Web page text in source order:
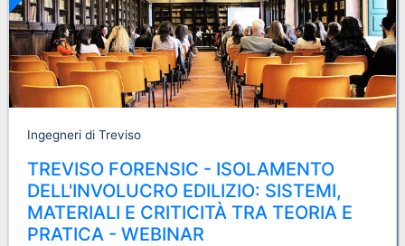
Ingegneri di Treviso
TREVISO FORENSIC - ISOLAMENTO
DELL'INVOLUCRO EDILIZIO: SISTEMI,
MATERIALI E CRITICITÀ TRA TEORIA E
PRATICA - WEBINAR